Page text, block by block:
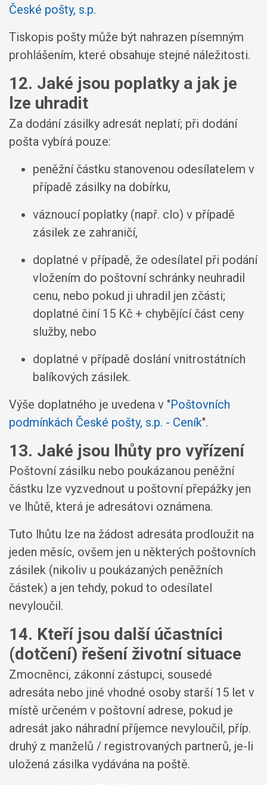
České pošty, s.p.
Tiskopis pošty může být nahrazen písemným
prohlášením, které obsahuje stejné náležitosti.
12. Jaké jsou poplatky a jak je
lze uhradit
Za dodání zásilky adresát neplatí; při dodání
pošta vybírá pouze:
peněžní částku stanovenou odesílatelem v
případě zásilky na dobírku,
váznoucí poplatky (např. clo) v případě
zásilek ze zahraničí,
doplatné v případě, že odesílatel při podání
vložením do poštovní schránky neuhradil
cenu, nebo pokud ji uhradil jen zčásti;
doplatné činí 15 Kč + chybějící část ceny
služby, nebo
doplatné v případě doslání vnitrostátních
balíkových zásilek.
Výše doplatného je uvedena v "Poštovních
podmínkách České pošty, s.p. - Ceník".
13. Jaké jsou lhůty pro vyřízení
Poštovní zásilku nebo poukázanou peněžní
částku lze vyzvednout u poštovní přepážky jen
ve lhůtě, která je adresátovi oznámena.
Tuto lhůtu lze na žádost adresáta prodloužit na
jeden měsíc, ovšem jen u některých poštovních
zásilek (nikoliv u poukázaných peněžních
částek) a jen tehdy, pokud to odesílatel
nevyloučil.
14. Kteří jsou další účastníci
(dotčení) řešení životní situace
Zmocněnci, zákonní zástupci, sousedé
adresáta nebo jiné vhodné osoby starší 15 let v
místě určeném v poštovní adrese, pokud je
adresát jako náhradní příjemce nevyloučil, příp.
druhý z manželů / registrovaných partnerů, je-li
uložená zásilka vydávána na poště.